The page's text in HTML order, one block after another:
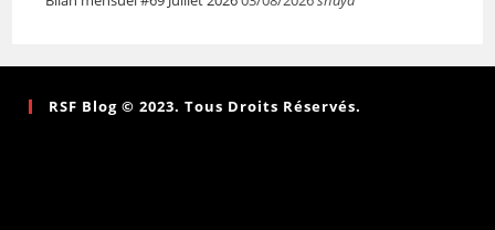
RSF Blog © 2023. Tous Droits Réservés.